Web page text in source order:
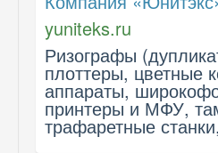
yuniteks.ru
Ризографы
плоттеры, цветные
аппараты,
принтеры и МФУ,
трафаретные